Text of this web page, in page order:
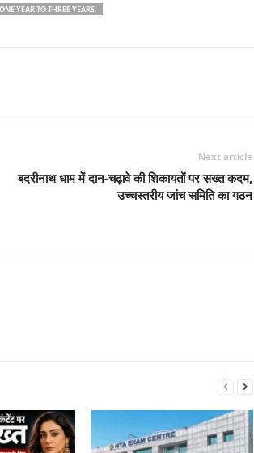
YEAR TO THREE YEARS.
Next article
बदरीनाथ धाम में दान-चढ़ावे की शिकायतों पर सख्त कदम,
उच्चस्तरीय जांच समिति का गठन